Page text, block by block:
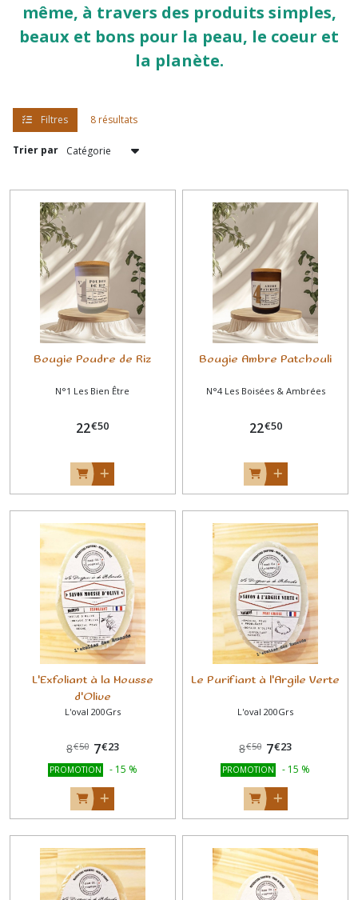
même, à travers des produits simples,
beaux et bons pour la peau, le coeur et
la planète.
Filtres 8 résultats
Trier par
Bougie Poudre de Riz
N°1 Les Bien Être
22€50
Bougie Ambre Patchouli
N°4 Les Boisées & Ambrées
22€50
L'Exfoliant à la Mousse
d'Olive
L'oval 200Grs
8€50 7€23
PROMOTION - 15 %
Le Purifiant à l'Argile Verte
L'oval 200Grs
8€50 7€23
PROMOTION - 15 %